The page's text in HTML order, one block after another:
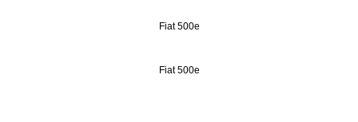
Fiat 500e
Fiat 500e